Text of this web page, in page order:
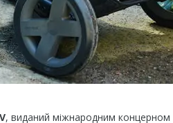
, виданий міжнародним концерном